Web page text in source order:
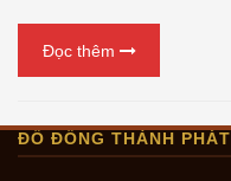
Đọc thêm
ĐỒ ĐỒNG THÀNH PHÁT